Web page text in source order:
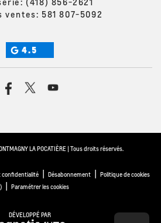
ventes: 581 807-5092
4.5
LA POCATIÈRE| Tous droits réservés.
confidentialité| Désabonnement| Politique de cookies
| Paramétrer les cookies
DÉVELOPPÉ PAR